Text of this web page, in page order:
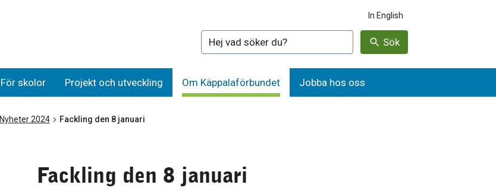
In English
Sök på denna webbplatsen Sök
För skolor Projekt och utveckling Om Käppalaförbundet Jobba hos oss
Nyheter 2024 Fackling den 8 januari
Fackling den 8 januari